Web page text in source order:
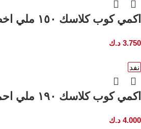
اكمي كوب كلاسك ١٥٠ ملي اخضر
3.750 د.ك
نفد
اكمي كوب كلاسك ١٩٠ ملي احمر
4.000 د.ك